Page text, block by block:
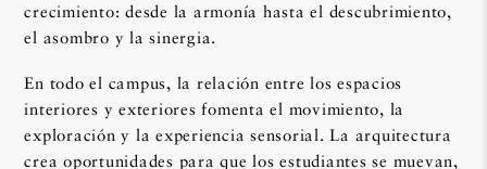
crecimiento: desde la armonía hasta el descubrimiento,
el asombro y la sinergia.
En todo el campus, la relación entre los espacios
interiores y exteriores fomenta el movimiento, la
exploración y la experiencia sensorial. La arquitectura
crea oportunidades para que los estudiantes se muevan,